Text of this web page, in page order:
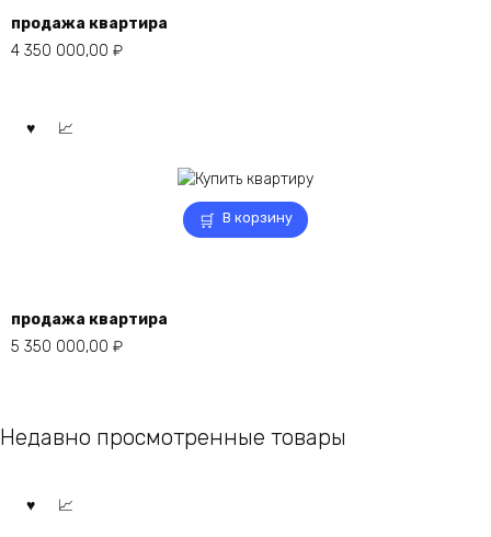
продажа квартира
4 350 000,00 ₽
В корзину
продажа квартира
5 350 000,00 ₽
Недавно просмотренные товары